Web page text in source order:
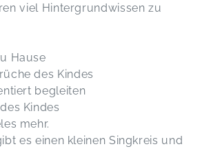
viel Hintergrundwissen zu
Hause
des Kindes
begleiten
Kindes
mehr.
es einen kleinen Singkreis und